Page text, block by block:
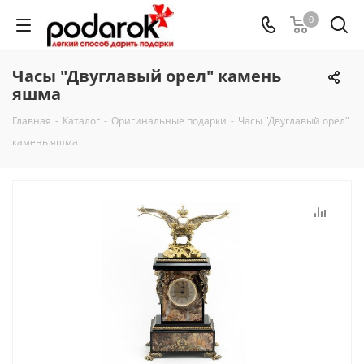
0
Часы "Двуглавый орел" камень
яшма
Главная - Каталог - Оригинальные подарки - Часы "Двуглавый орел"
камень яшма